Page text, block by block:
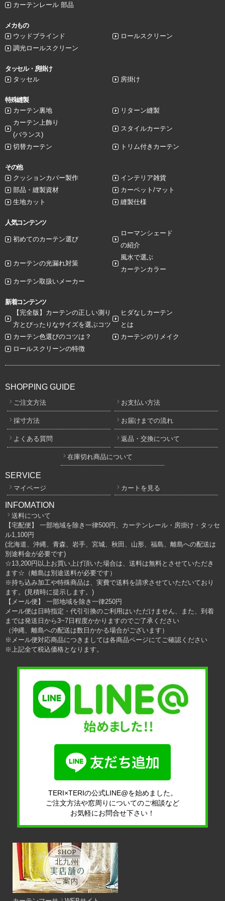
カーテンレール 部品
メカもの
ウッドブラインド
ロールスクリーン
調光ロールスクリーン
タッセル・房掛け
タッセル
房掛け
特殊縫製
カーテン裏地
リターン縫製
カーテン上飾り
(バランス)
スタイルカーテン
切替カーテン トリム付きカーテン
その他
クッションカバー製作
インテリア雑貨
部品・縫製資材
カーペット/マット
生地カット
縫製仕様
人気コンテンツ
初めてのカーテン選び
ローマンシェード
の紹介
カーテンの光漏れ対策
風水で選ぶ
カーテンカラー
カーテン取扱いメーカー
新着コンテンツ
【完全版】カーテンの正しい測り
方とぴったりなサイズを選ぶコツ
ヒダなしカーテン
とは
カーテン色選びのコツは？
カーテンのリメイク
ロールスクリーンの特徴
SHOPPING GUIDE
ご注文方法 お支払い方法
採寸方法 お届けまでの流れ
よくある質問 返品・交換について
在庫切れ商品について
SERVICE
マイページ カートを見る
INFOMATION
送料について
【宅配便】 一部地域を除き一律500円、カーテンレール・房掛け・タッセ
ル1,100円
(北海道、沖縄、青森、岩手、宮城、秋田、山形、福島、離島への配送は
別途料金が必要です)
☆13,200円以上お買い上げ頂いた場合は、送料は無料とさせていただき
ます☆（離島は別途送料が必要です）
※持ち込み加工や特殊商品は、実費で送料を請求させていただいており
ます。(見積時に提示します。)
【メール便】 一部地域を除き一律250円
メール便は日時指定・代引引換のご利用はいただけません、また、到着
までは発送日から3~7日程度かかりますのでご了承ください
（沖縄、離島への配送は数日かかる場合がございます）
※メール便対応商品につきましては各商品ページにてご確認ください
※上記全て税込価格となります。
TERI×TERIの公式LINE@を始めました。
ご注文方法や窓周りについてのご相談など
お気軽にお問合せ下さい！